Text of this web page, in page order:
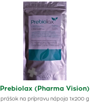
Prebiolax (Pharma Vision)
prášok na prípravu nápoja 1x200 g